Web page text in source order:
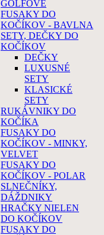
GOLFOVÉ
FUSAKY DO
KOČÍKOV - BAVLNA
SETY, DEČKY DO
KOČÍKOV
DEČKY
LUXUSNÉ
SETY
KLASICKÉ
SETY
RUKÁVNIKY DO
KOČÍKA
FUSAKY DO
KOČÍKOV - MINKY,
VELVET
FUSAKY DO
KOČÍKOV - POLAR
SLNEČNÍKY,
DÁŽDNIKY
HRAČKY NIELEN
DO KOČÍKOV
FUSAKY DO